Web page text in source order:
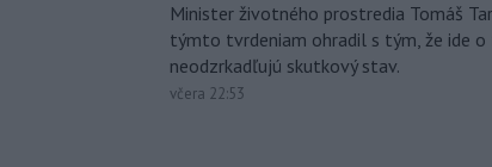
Minister životného prostredia Tomáš
týmto tvrdeniam ohradil s tým, že ide
neodzrkadľujú skutkový stav.
včera 22:53